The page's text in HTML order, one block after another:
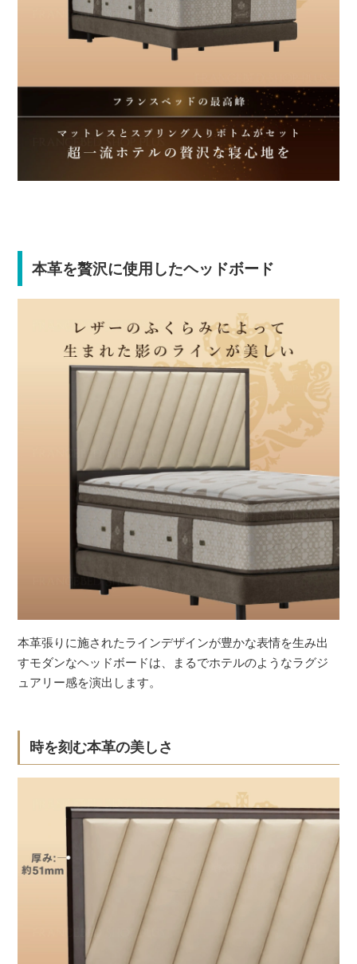
本革を贅沢に使用したヘッドボード
本革張りに施されたラインデザインが豊かな表情を生み出
すモダンなヘッドボードは、まるでホテルのようなラグジ
ュアリー感を演出します。
時を刻む本革の美しさ